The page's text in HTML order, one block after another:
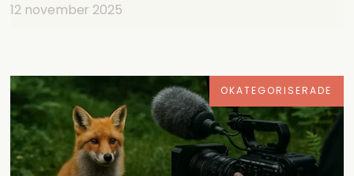
12 november 2025
OKATEGORISERADE